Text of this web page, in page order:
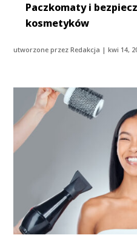
Paczkomaty i
kosmetyków
utworzone przezRedakcja |kwi 14,